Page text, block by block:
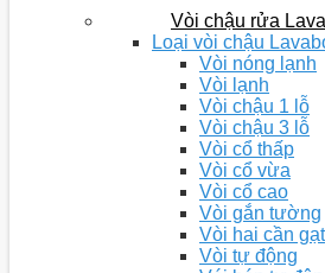
Vòi chậu rửa
Loại vòi chậu
Vòi nóng lạnh
Vòi lạnh
Vòi chậu 1 lỗ
Vòi chậu 3 lỗ
Vòi cổ thấp
Vòi cổ vừa
Vòi cổ cao
Vòi gắn tường
Vòi hai cần gạt
Vòi tự động